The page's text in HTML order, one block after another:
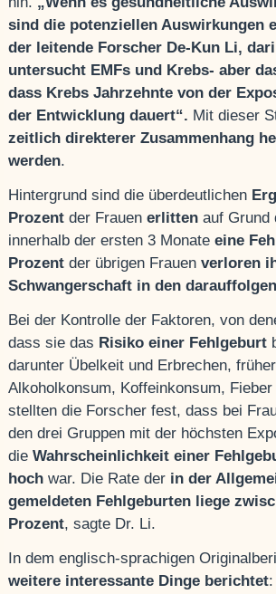
sind die potenziellen Auswirkungen
der leitende Forscher De-Kun Li,
untersucht EMFs und Krebs- aber
dass Krebs Jahrzehnte von der
der Entwicklung dauert“. Mit dieser
zeitlich direkterer Zusammenhang
werden.
Hintergrund sind die überdeutlichen
Prozent der Frauenerlitten auf Grund
innerhalb der ersten 3 Monateeine
Prozent der übrigen Frauen verloren
Schwangerschaft in den
Bei der Kontrolle der Faktoren, von
dass sie das Risiko einer Fehlgeburt
darunter Übelkeit und Erbrechen,
Alkoholkonsum, Koffeinkonsum,
stellten die Forscher fest, dass bei
den drei Gruppen mit der höchsten
dieWahrscheinlichkeit einer
hoch war. Die Rate der in der
gemeldeten Fehlgeburten liege
Prozent, sagte Dr. Li.
In dem englisch-sprachigen
weitere interessante Dinge berichtet: